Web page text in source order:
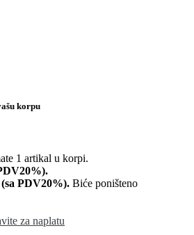
korpu
1 artikal u korpi.
PDV20%). Biće poništeno
za naplatu